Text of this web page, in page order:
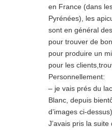
en France (dans
Pyrénées), les
sont en général
pour trouver de
pour produire un
pour les
Personnellement:
– je vais prés du
Blanc, depuis
d’images ci-dessus).
J’avais pris la